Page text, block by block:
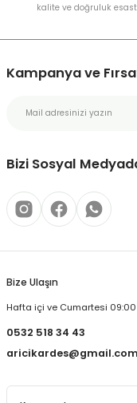
kalite ve doğruluk
Kampanya ve
Bizi Sosyal
Bize Ulaşın
Hafta içi ve Cumartesi
0532 518 34 43
aricikardes@gmail.com